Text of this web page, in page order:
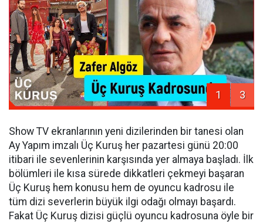
1 3
Show TV ekranlarının yeni dizilerinden bir tanesi olan
Ay Yapım imzalı Üç Kuruş her pazartesi günü 20:00
itibari ile sevenlerinin karşısında yer almaya başladı. İlk
bölümleri ile kısa sürede dikkatleri çekmeyi başaran
Üç Kuruş hem konusu hem de oyuncu kadrosu ile
tüm dizi severlerin büyük ilgi odağı olmayı başardı.
Fakat Üç Kuruş dizisi güçlü oyuncu kadrosuna öyle bir